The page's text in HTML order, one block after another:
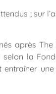
; sur
après
la
entraîner